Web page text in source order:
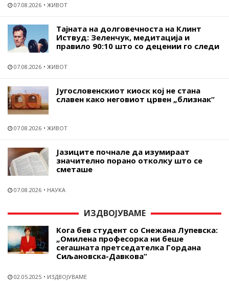
07.08.2026 ЖИВОТ
Тајната на долговечноста на Клинт
Иствуд: Зеленчук, медитација и
правило 90:10 што со децении го следи
07.08.2026 ЖИВОТ
Југословенскиот киоск кој не стана
славен како неговиот црвен „близнак“
07.08.2026 ЖИВОТ
Јазиците почнале да изумираат
значително порано отколку што се
сметаше
07.08.2026 НАУКА
ИЗДВОЈУВАМЕ
Кога бев студент со Снежана Лупевска:
„Омилена професорка ни беше
сегашната претседателка Гордана
Сиљановска-Давкова“
02.05.2025 ИЗДВОЈУВАМЕ